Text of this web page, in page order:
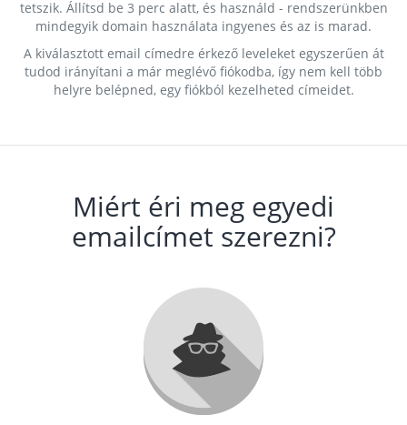
tetszik. Állítsd be 3 perc alatt, és használd - rendszerünkben
mindegyik domain használata ingyenes és az is marad.
A kiválasztott email címedre érkező leveleket egyszerűen át
tudod irányítani a már meglévő fiókodba, így nem kell több
helyre belépned, egy fiókból kezelheted címeidet.
Miért éri meg egyedi
emailcímet szerezni?